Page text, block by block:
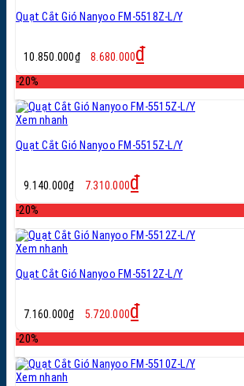
Quạt Cắt Gió Nanyoo FM-5518Z-L/Y
10.850.000₫
Giá
gốc
là:
10.850.000₫.
8.680.000₫
tại
là:
8.680.000₫.
-20%
Xem nhanh
Quạt Cắt Gió Nanyoo FM-5515Z-L/Y
9.140.000₫
Giá
gốc
là:
9.140.000₫.
7.310.000₫
tại
là:
7.310.000₫.
-20%
Xem nhanh
Quạt Cắt Gió Nanyoo FM-5512Z-L/Y
7.160.000₫
Giá
gốc
là:
7.160.000₫.
5.720.000₫
tại
là:
5.720.000₫.
-20%
Xem nhanh